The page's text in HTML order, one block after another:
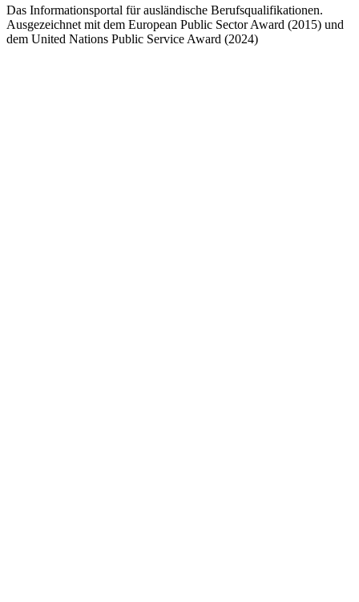
Das Informationsportal für ausländische Berufsqualifikationen.
Ausgezeichnet mit dem European Public Sector Award (2015) und
dem United Nations Public Service Award (2024)